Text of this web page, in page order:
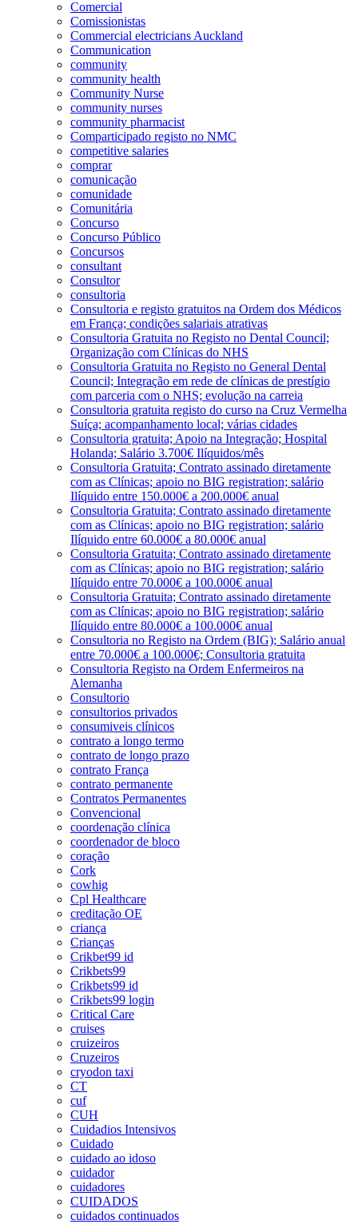
Comercial
Comissionistas
Commercial electricians Auckland
Communication
community
community health
Community Nurse
community nurses
community pharmacist
Comparticipado registo no NMC
competitive salaries
comprar
comunicação
comunidade
Comunitária
Concurso
Concurso Público
Concursos
consultant
Consultor
consultoria
Consultoria e registo gratuitos na Ordem dos Médicos
em França; condições salariais atrativas
Consultoria Gratuita no Registo no Dental Council;
Organização com Clínicas do NHS
Consultoria Gratuita no Registo no General Dental
Council; Integração em rede de clínicas de prestígio
com parceria com o NHS; evolução na carreia
Consultoria gratuita registo do curso na Cruz Vermelha
Suíça; acompanhamento local; várias cidades
Consultoria gratuita; Apoio na Integração; Hospital
Holanda; Salário 3.700€ Ilíquidos/mês
Consultoria Gratuita; Contrato assinado diretamente
com as Clínicas; apoio no BIG registration; salário
Ilíquido entre 150.000€ a 200.000€ anual
Consultoria Gratuita; Contrato assinado diretamente
com as Clínicas; apoio no BIG registration; salário
Ilíquido entre 60.000€ a 80.000€ anual
Consultoria Gratuita; Contrato assinado diretamente
com as Clínicas; apoio no BIG registration; salário
Ilíquido entre 70.000€ a 100.000€ anual
Consultoria Gratuita; Contrato assinado diretamente
com as Clínicas; apoio no BIG registration; salário
Ilíquido entre 80.000€ a 100.000€ anual
Consultoria no Registo na Ordem (BIG); Salário anual
entre 70.000€ a 100.000€; Consultoria gratuita
Consultoria Registo na Ordem Enfermeiros na
Alemanha
Consultorio
consultorios privados
consumiveis clínicos
contrato a longo termo
contrato de longo prazo
contrato França
contrato permanente
Contratos Permanentes
Convencional
coordenação clínica
coordenador de bloco
coração
Cork
cowhig
Cpl Healthcare
creditação OE
criança
Crianças
Crikbet99 id
Crikbets99
Crikbets99 id
Crikbets99 login
Critical Care
cruises
cruizeiros
Cruzeiros
cryodon taxi
CT
cuf
CUH
Cuidadios Intensivos
Cuidado
cuidado ao idoso
cuidador
cuidadores
CUIDADOS
cuidados continuados